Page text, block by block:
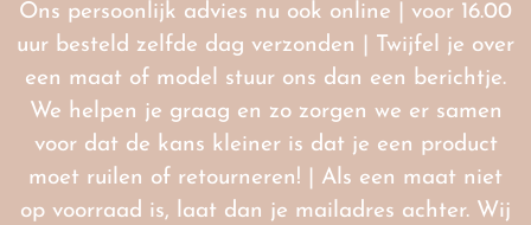
Ons persoonlijk advies nu ook online | voor 16.00
uur besteld zelfde dag verzonden | Twijfel je over
een maat of model stuur ons dan een berichtje.
We helpen je graag en zo zorgen we er samen
voor dat de kans kleiner is dat je een product
moet ruilen of retourneren! | Als een maat niet
op voorraad is, laat dan je mailadres achter. Wij